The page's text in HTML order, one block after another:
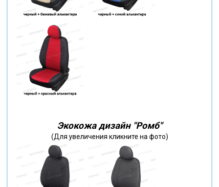
Экокожа дизайн "Ромб"
(Для увеличения кликните на фото)